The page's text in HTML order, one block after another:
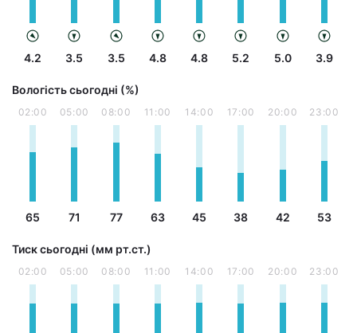
4.2 3.5 3.5 4.8 4.8 5.2 5.0 3.9
Вологість сьогодні (%)
02:00
65
05:00
71
08:00
77
11:00
63
14:00
45
17:00
38
20:00
42
23:00
53
Тиск сьогодні (мм рт.ст.)
02:00 05:00 08:00 11:00 14:00 17:00 20:00 23:00